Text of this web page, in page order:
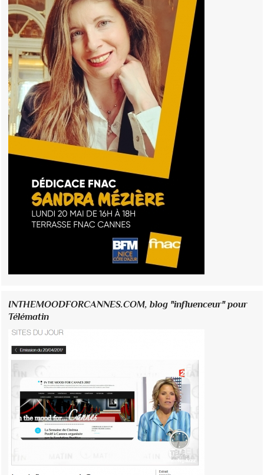
INTHEMOODFORCANNES.COM, blog "influenceur" pour
Télématin